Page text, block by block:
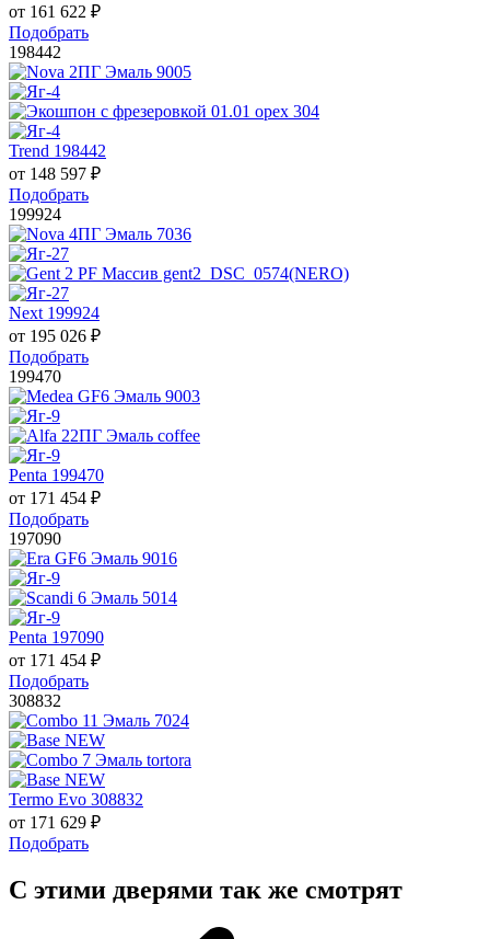
от 161 622 ₽
Подобрать
198442
Trend 198442
от 148 597 ₽
Подобрать
199924
Next 199924
от 195 026 ₽
Подобрать
199470
Penta 199470
от 171 454 ₽
Подобрать
197090
Penta 197090
от 171 454 ₽
Подобрать
308832
Termo Evo 308832
от 171 629 ₽
Подобрать
С этими дверями так же смотрят